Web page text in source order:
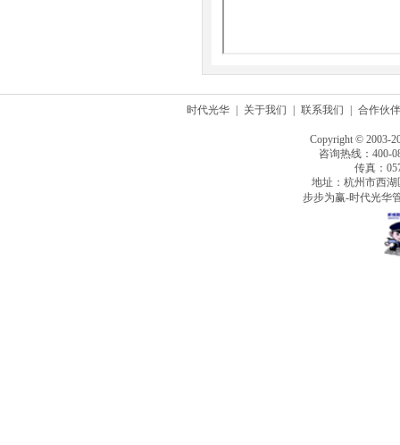
时代光华 关于我们 联系我们 合作伙伴
Copyright © 2003-
咨询热线：400-
传真：
地址：杭州市西
步步为赢-时代光华